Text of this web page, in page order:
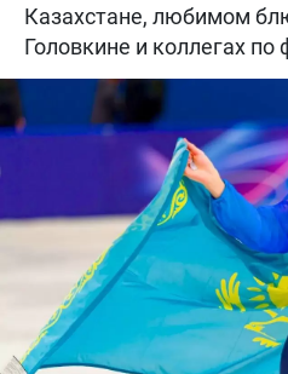
Казахстане, любимом
Головкине и коллегах